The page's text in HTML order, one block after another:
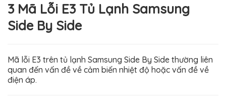
3 Mã Lỗi E3 Tủ Lạnh Samsung
Side By Side
Mã lỗi E3 trên tủ lạnh Samsung Side By Side thường liên
quan đến vấn đề về cảm biến nhiệt độ hoặc vấn đề về
điện áp.